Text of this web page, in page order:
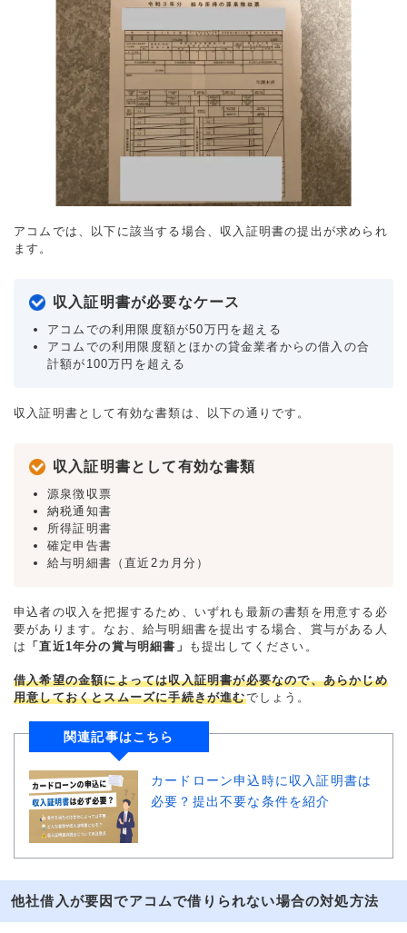
アコムでは、以下に該当する場合、収入証明書の提出が求められ
ます。
収入証明書が必要なケース
アコムでの利用限度額が50万円を超える
アコムでの利用限度額とほかの貸金業者からの借入の合
計額が100万円を超える
収入証明書として有効な書類は、以下の通りです。
収入証明書として有効な書類
源泉徴収票
納税通知書
所得証明書
確定申告書
給与明細書（直近2カ月分）
申込者の収入を把握するため、いずれも最新の書類を用意する必
要があります。なお、給与明細書を提出する場合、賞与がある人
は 「直近1年分の賞与明細書」 も提出してください。
借入希望の金額によっては収入証明書が必要なので、あらかじめ
用意しておくとスムーズに手続きが進むでしょう。
関連記事はこちら
カードローン申込時に収入証明書は
必要？提出不要な条件を紹介
他社借入が要因でアコムで借りられない場合の対処方法